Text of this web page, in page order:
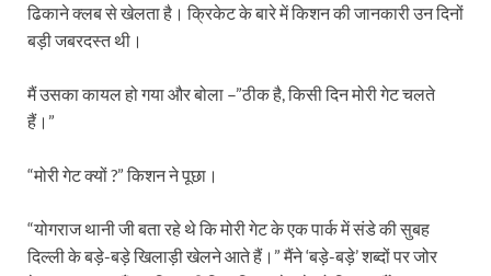
ढिकाने क्लब से खेलता है। क्रिकेट के बारे में किशन की जानकारी उन दिनों
बड़ी जबरदस्त थी।
मैं उसका कायल हो गया और बोला –”ठीक है, किसी दिन मोरी गेट चलते
हैं।”
“मोरी गेट क्यों ?” किशन ने पूछा।
“योगराज थानी जी बता रहे थे कि मोरी गेट के एक पार्क में संडे की सुबह
दिल्ली के बड़े-बड़े खिलाड़ी खेलने आते हैं।” मैंने ‘बड़े-बड़े’ शब्दों पर जोर